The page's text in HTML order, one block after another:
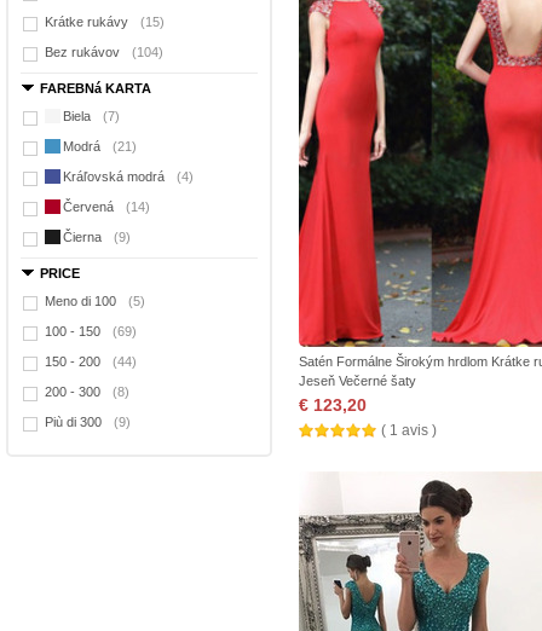
Krátke rukávy (15)
Bez rukávov (104)
FAREBNá KARTA
Biela
(7)
Modrá (21)
Kráľovská modrá (4)
Červená (14)
Čierna (9)
PRICE
Meno di 100
(5)
100 - 150 (69)
150 - 200 (44)
200 - 300 (8)
Più di 300 (9)
Satén Formálne Širokým hrdlom Krátke
Jeseň Večerné šaty
€ 123,20
( 1 avis )